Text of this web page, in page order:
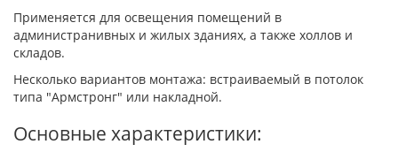
Применяется для освещения помещений в
администранивных и жилых зданиях, а также холлов и
складов.
Несколько вариантов монтажа: встраиваемый в потолок
типа "Армстронг" или накладной.
Основные характеристики: